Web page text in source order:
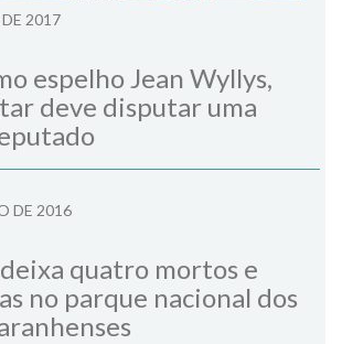
2017
espelho Jean Wyllys,
deve disputar uma
DE 2016
quatro mortos e
no parque nacional dos